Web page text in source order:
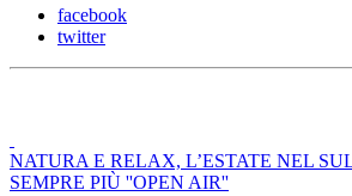
facebook
twitter
NATURA E RELAX, L’ESTATE NEL
SEMPRE PIÙ ''OPEN AIR''